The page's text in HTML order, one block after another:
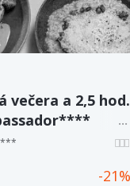
večera a 2,5 hod.
21